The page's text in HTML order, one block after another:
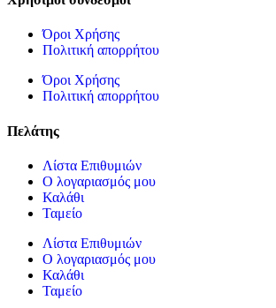
Όροι Χρήσης
Πολιτική απορρήτου
Όροι Χρήσης
Πολιτική απορρήτου
Πελάτης
Λίστα Επιθυμιών
Ο λογαριασμός μου
Καλάθι
Ταμείο
Λίστα Επιθυμιών
Ο λογαριασμός μου
Καλάθι
Ταμείο